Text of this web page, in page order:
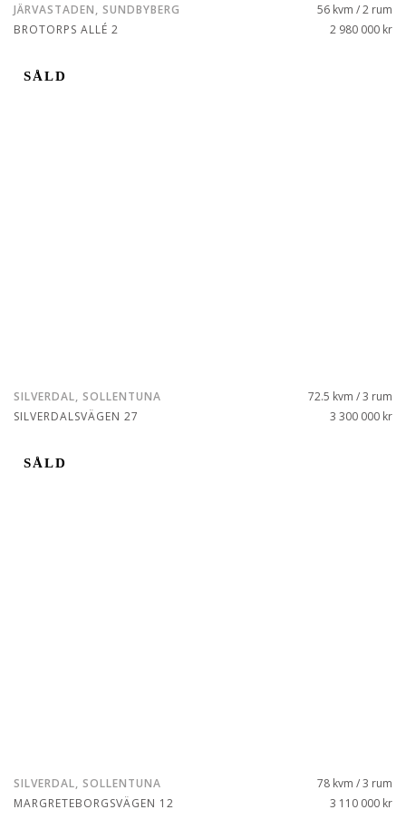
JÄRVASTADEN, SUNDBYBERG
BROTORPS ALLÉ 2
56 kvm / 2 rum
2 980 000 kr
SÅLD
SILVERDAL, SOLLENTUNA
SILVERDALSVÄGEN 27
72.5 kvm / 3 rum
3 300 000 kr
SÅLD
SILVERDAL, SOLLENTUNA
MARGRETEBORGSVÄGEN 12
78 kvm / 3 rum
3 110 000 kr